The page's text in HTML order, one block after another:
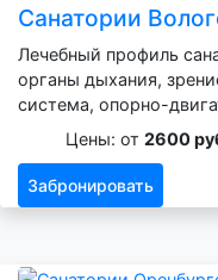
Санатории
Лечебный профиль
органы дыхания,
система, опорно-
Цены: от 2600
Забронировать